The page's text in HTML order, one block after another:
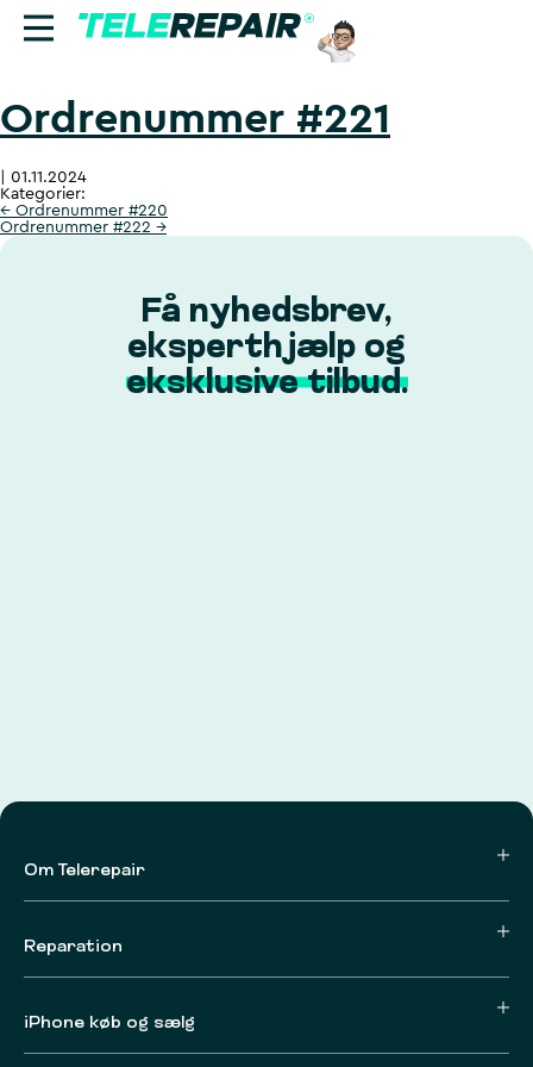
Reparation
Sælg
Find butik
Ring til os:
+45 70 60 55 90
Ordrenummer #221
01.11.2024
Kategorier:
← Ordrenummer #220
Ordrenummer #222 →
Få nyhedsbrev,
eksperthjælp og
eksklusive tilbud.
Om Telerepair
Reparation
iPhone køb og sælg